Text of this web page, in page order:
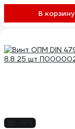
В корзину